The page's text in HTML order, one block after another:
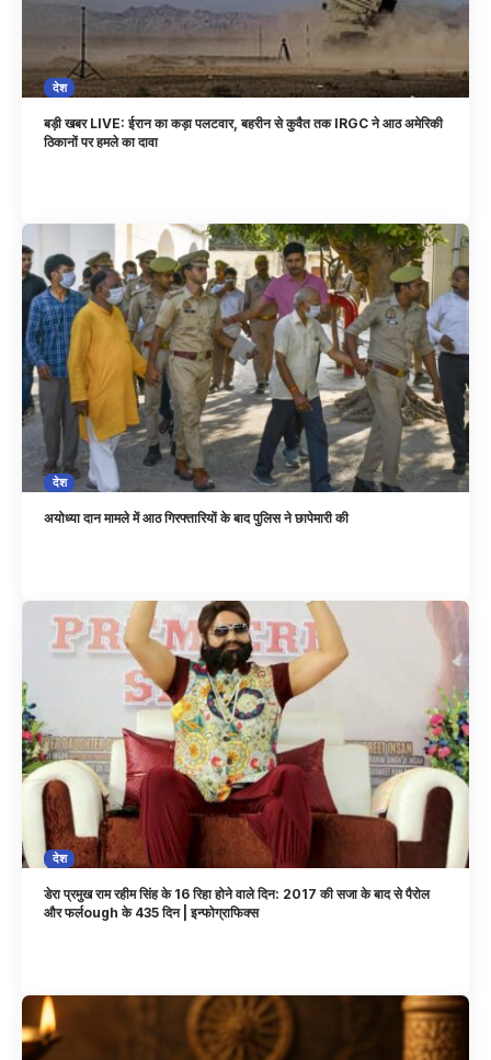
देश
बड़ी खबर LIVE: ईरान का कड़ा पलटवार, बहरीन से कुवैत तक IRGC ने आठ अमेरिकी
ठिकानों पर हमले का दावा
देश
अयोध्या दान मामले में आठ गिरफ्तारियों के बाद पुलिस ने छापेमारी की
देश
डेरा प्रमुख राम रहीम सिंह के 16 रिहा होने वाले दिन: 2017 की सजा के बाद से पैरोल
और फर्लough के 435 दिन | इन्फोग्राफिक्स